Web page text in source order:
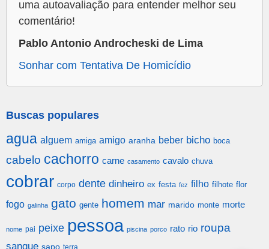
uma autoavaliação para entender melhor seu
comentário!
Pablo Antonio Androcheski de Lima
Sonhar com Tentativa De Homicídio
Buscas populares
agua alguem amiga amigo aranha beber bicho boca
cabelo cachorro carne casamento cavalo chuva
cobrar corpo dente dinheiro ex festa fez filho filhote flor
fogo galinha gato gente homem mar marido monte morte
nome pai peixe pessoa piscina porco rato rio roupa
sangue sapo terra